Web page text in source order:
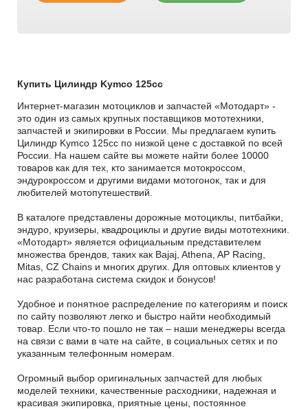
Купить Цилиндр Kymco 125cc
Интернет-магазин мотоциклов и запчастей «Мотодарт» -
это один из самых крупных поставщиков мототехники,
запчастей и экипировки в России. Мы предлагаем купить
Цилиндр Kymco 125cc по низкой цене с доставкой по всей
России. На нашем сайте вы можете найти более 10000
товаров как для тех, кто занимается мотокроссом,
эндурокроссом и другими видами мотогонок, так и для
любителей мотопутешествий.
В каталоге представлены дорожные мотоциклы, питбайки,
эндуро, круизеры, квадроциклы и другие виды мототехники.
«Мотодарт» является официальным представителем
множества брендов, таких как Bajaj, Athena, AP Racing,
Mitas, CZ Chains и многих других. Для оптовых клиентов у
нас разработана система скидок и бонусов!
Удобное и понятное распределение по категориям и поиск
по сайту позволяют легко и быстро найти необходимый
товар. Если что-то пошло не так – наши менеджеры всегда
на связи с вами в чате на сайте, в социальных сетях и по
указанным телефонным номерам.
Огромный выбор оригинальных запчастей для любых
моделей техники, качественные расходники, надежная и
красивая экипировка, приятные цены, постоянное